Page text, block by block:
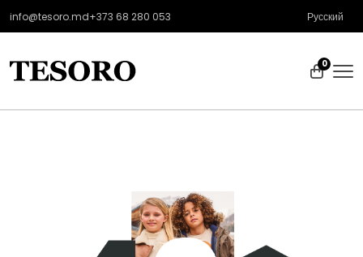
info@tesoro.md+373 68 280 053 Русский
0